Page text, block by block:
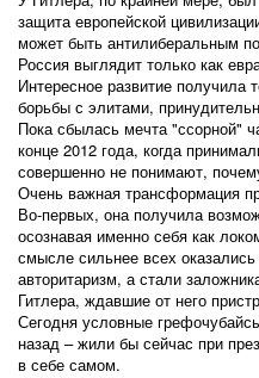
защита европейской
может быть антилиберальным
Россия выглядит только как
Интересное развитие получила
борьбы с элитами,
Пока сбылась мечта "ссорной"
конце 2012 года, когда
совершенно не понимают,
Очень важная трансформация
Во-первых, она получила
осознавая именно себя как
смысле сильнее всех
авторитаризм, а стали
Гитлера, ждавшие от него
Сегодня условные
назад – жили бы сейчас при
в себе самом.